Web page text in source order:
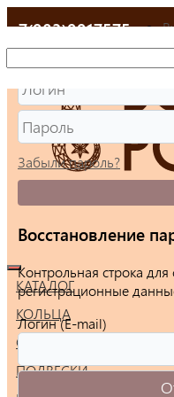
+7(903)9917575
КАТАЛОГ
КОЛЬЦА
СЕРЬГИ
ПОДВЕСКИ
Забыли пароль?
Восстановление
Контрольная строка
регистрационные
Логин (E-mail)